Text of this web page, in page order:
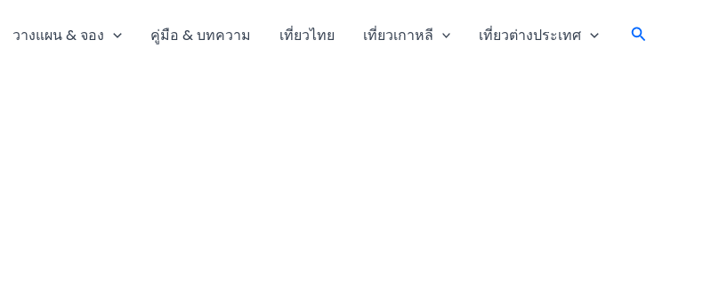
วางแผน & จอง คู่มือ & บทความ เที่ยวไทย เที่ยวเกาหลี เที่ยวต่างประเทศ Search